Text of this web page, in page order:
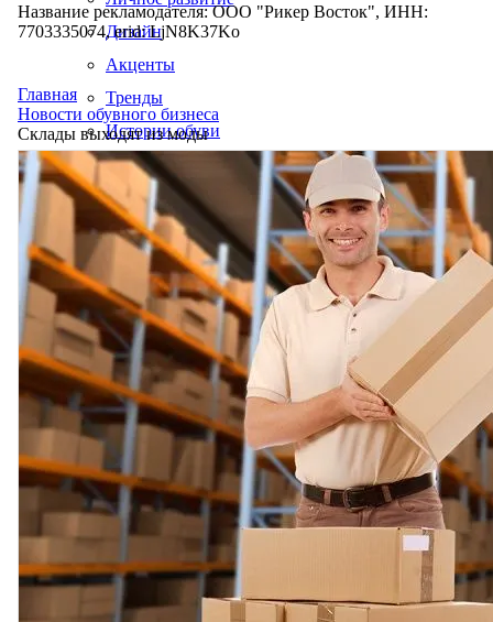
Дизайн
Акценты
Тренды
Истории обуви
Производство
Название рекламодателя: ООО "Рикер Восток", ИНН:
7703335074, erid: LjN8K37Ko
Главная
Новости обувного бизнеса
Склады выходят из моды